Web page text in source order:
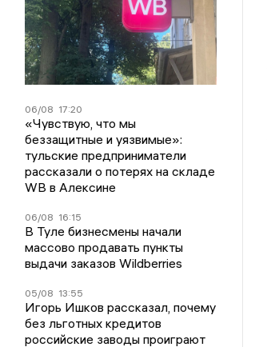
06/08 17:20
«Чувствую, что мы
беззащитные и уязвимые»:
тульские предприниматели
рассказали о потерях на складе
WB в Алексине
06/08 16:15
В Туле бизнесмены начали
массово продавать пункты
выдачи заказов Wildberries
05/08 13:55
Игорь Ишков рассказал, почему
без льготных кредитов
российские заводы проиграют